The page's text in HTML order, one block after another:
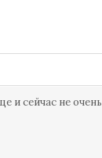
и сейчас не очень